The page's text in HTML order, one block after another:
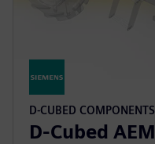
D-CUBED COMPONENTS
D-Cubed AEM